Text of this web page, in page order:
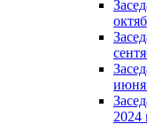
июня
2024